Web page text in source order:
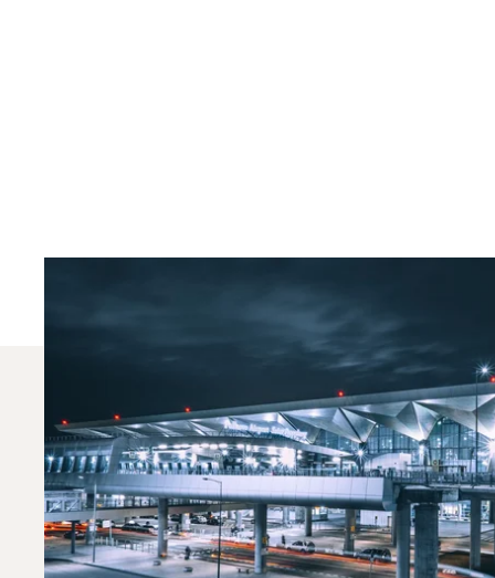
Quels Jets Privés
En 2025, le Citation Mustang, le Citation VII et
Pétersbourg. Un conseiller dédié en aviation